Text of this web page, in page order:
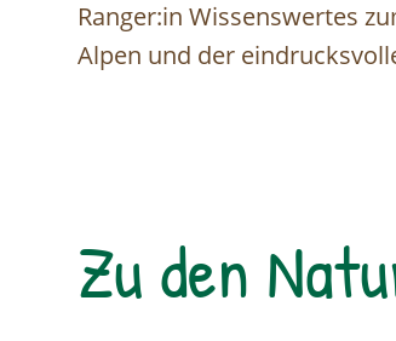
Ranger:in Wissenswertes
Alpen und der
Zu den